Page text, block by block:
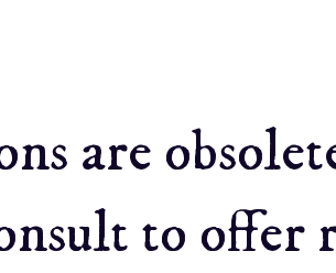
are
to offer